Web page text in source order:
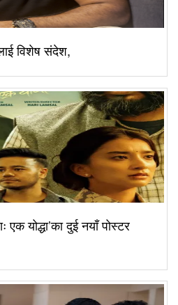
विशेष संदेश,
एक योद्धा’का दुई नयाँ पोस्टर